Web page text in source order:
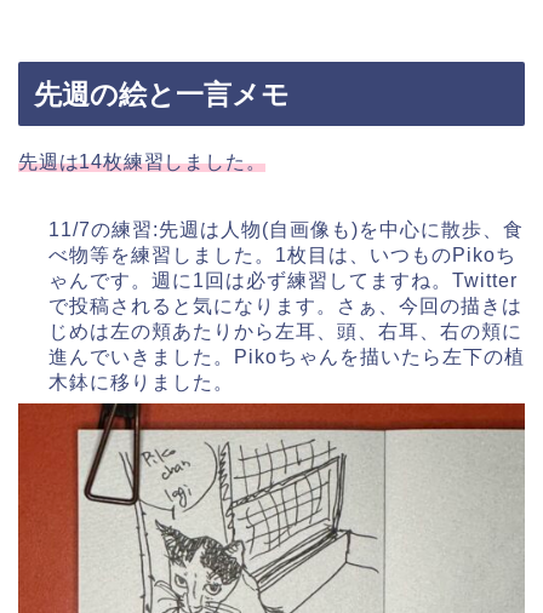
先週の絵と一言メモ
先週は14枚練習しました。
11/7の練習:先週は人物(自画像も)を中心に散歩、食
べ物等を練習しました。1枚目は、いつものPikoち
ゃんです。週に1回は必ず練習してますね。Twitter
で投稿されると気になります。さぁ、今回の描きは
じめは左の頬あたりから左耳、頭、右耳、右の頬に
進んでいきました。Pikoちゃんを描いたら左下の植
木鉢に移りました。